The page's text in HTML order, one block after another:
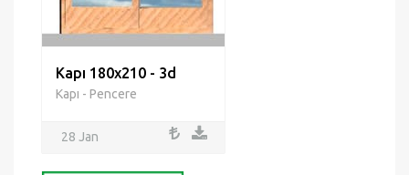
Kapı 180x210 - 3d
Kapı - Pencere
28 Jan